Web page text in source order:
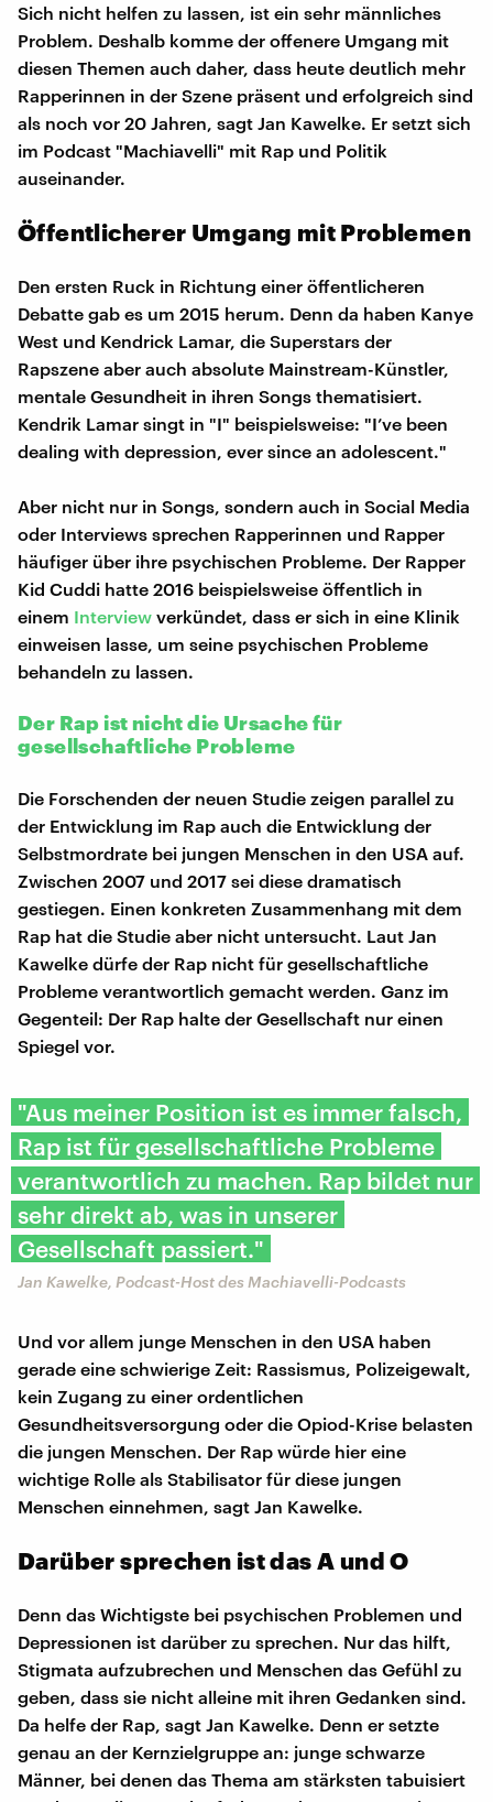
Sich nicht helfen zu lassen, ist ein sehr männliches
Problem. Deshalb komme der offenere Umgang mit
diesen Themen auch daher, dass heute deutlich mehr
Rapperinnen in der Szene präsent und erfolgreich sind
als noch vor 20 Jahren, sagt Jan Kawelke. Er setzt sich
im Podcast "Machiavelli" mit Rap und Politik
auseinander.
Öffentlicherer Umgang mit Problemen
Den ersten Ruck in Richtung einer öffentlicheren
Debatte gab es um 2015 herum. Denn da haben Kanye
West und Kendrick Lamar, die Superstars der
Rapszene aber auch absolute Mainstream-Künstler,
mentale Gesundheit in ihren Songs thematisiert.
Kendrik Lamar singt in "I" beispielsweise: "I’ve been
dealing with depression, ever since an adolescent."
Aber nicht nur in Songs, sondern auch in Social Media
oder Interviews sprechen Rapperinnen und Rapper
häufiger über ihre psychischen Probleme. Der Rapper
Kid Cuddi hatte 2016 beispielsweise öffentlich in
einem Interview verkündet, dass er sich in eine Klinik
einweisen lasse, um seine psychischen Probleme
behandeln zu lassen.
Der Rap ist nicht die Ursache für
gesellschaftliche Probleme
Die Forschenden der neuen Studie zeigen parallel zu
der Entwicklung im Rap auch die Entwicklung der
Selbstmordrate bei jungen Menschen in den USA auf.
Zwischen 2007 und 2017 sei diese dramatisch
gestiegen. Einen konkreten Zusammenhang mit dem
Rap hat die Studie aber nicht untersucht. Laut Jan
Kawelke dürfe der Rap nicht für gesellschaftliche
Probleme verantwortlich gemacht werden. Ganz im
Gegenteil: Der Rap halte der Gesellschaft nur einen
Spiegel vor.
"Aus meiner Position ist es immer falsch,
Rap ist für gesellschaftliche Probleme
verantwortlich zu machen. Rap bildet nur
sehr direkt ab, was in unserer
Gesellschaft passiert."
Jan Kawelke, Podcast-Host des Machiavelli-Podcasts
Und vor allem junge Menschen in den USA haben
gerade eine schwierige Zeit: Rassismus, Polizeigewalt,
kein Zugang zu einer ordentlichen
Gesundheitsversorgung oder die Opiod-Krise belasten
die jungen Menschen. Der Rap würde hier eine
wichtige Rolle als Stabilisator für diese jungen
Menschen einnehmen, sagt Jan Kawelke.
Darüber sprechen ist das A und O
Denn das Wichtigste bei psychischen Problemen und
Depressionen ist darüber zu sprechen. Nur das hilft,
Stigmata aufzubrechen und Menschen das Gefühl zu
geben, dass sie nicht alleine mit ihren Gedanken sind.
Da helfe der Rap, sagt Jan Kawelke. Denn er setzte
genau an der Kernzielgruppe an: junge schwarze
Männer, bei denen das Thema am stärksten tabuisiert